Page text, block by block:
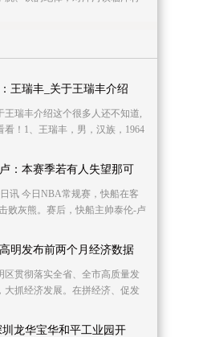
王瑞丰_关于王瑞丰介绍
王瑞丰介绍这个很多人还不知道,
看！1、王瑞丰，男，汉族，1964
：本赛季若有人失望那可
讯 今日NBA常规赛，快船在客
败灰熊。赛后，快船主帅泰伦-卢
明发布前两个月经济数据
区贯彻落实全省、全市高质量发
大抓经济发展。在拼经济、促发
龙华宝华和平工业园开